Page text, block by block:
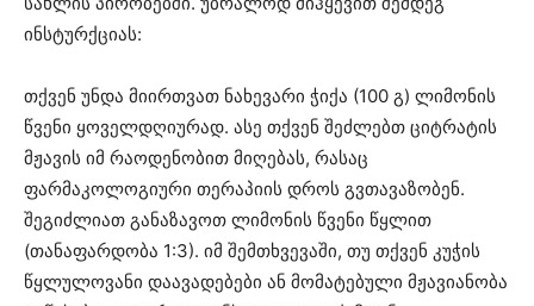
ინსტურქციას:
თქვენ უნდა მიირთვათ ნახევარი ჭიქა (100 გ) ლიმონის
წვენი ყოველდღიურად. ასე თქვენ შეძლებთ ციტრატის
მჟავის იმ რაოდენობით მიღებას, რასაც
ფარმაკოლოგიური თერაპიის დროს გვთავაზობენ.
შეგიძლიათ განაზავოთ ლიმონის წვენი წყლით
(თანაფარდობა 1:3). იმ შემთხვევაში, თუ თქვენ კუჭის
წყლულოვანი დაავადებები ან მომატებული მჟავიანობა